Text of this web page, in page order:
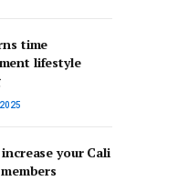
time
lifestyle
your Cali